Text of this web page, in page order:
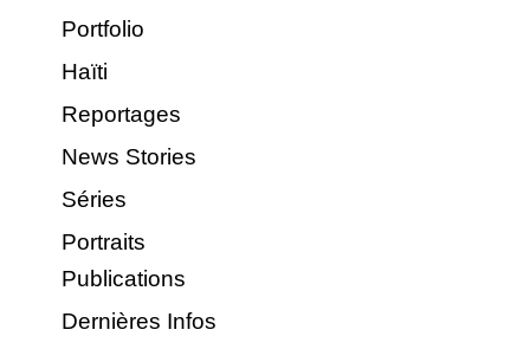
Portfolio
Haïti
Reportages
News Stories
Séries
Portraits
Publications
Dernières Infos